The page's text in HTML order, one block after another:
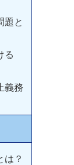
題と
る
義務
は？